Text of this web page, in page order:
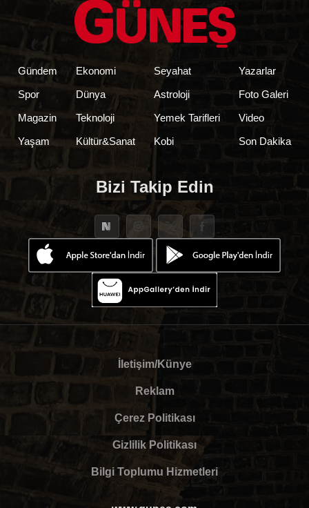
Gündem
Spor
Magazin
Yaşam
Ekonomi
Dünya
Teknoloji
Kültür&Sanat
Seyahat
Astroloji
Yemek Tarifleri
Kobi
Yazarlar
Foto Galeri
Video
Son Dakika
Bizi Takip Edin
İletişim/Künye
Reklam
Çerez Politikası
Gizlilik Politikası
Bilgi Toplumu Hizmetleri